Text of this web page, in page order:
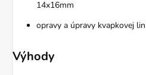
14x16mm
opravy a úpravy kvapkovej
Výhody